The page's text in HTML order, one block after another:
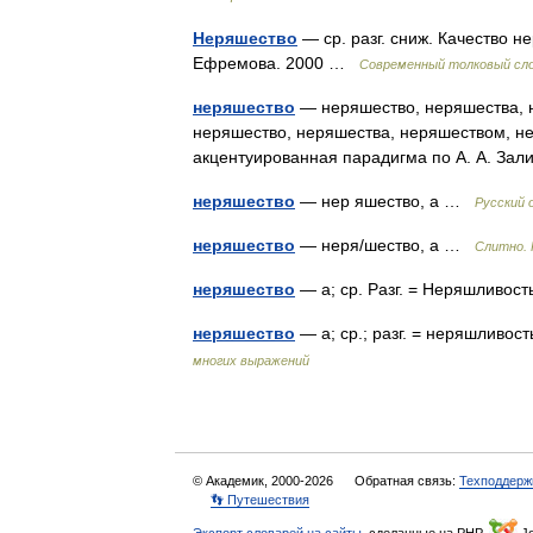
Неряшество — ср. разг. сниж. Качество
Ефремова. 2000 …
Современный толковый
неряшество — неряшество, неряшества,
неряшество, неряшества, неряшеством,
акцентуированная парадигма по А. А.
неряшество — нер яшество, а … Русский
неряшество — неря/шество, а … Слитно.
неряшество — а; ср. Разг. =
неряшество — а; ср.; разг. =
многих выражений
© Академик, 2000-2026 Обратная связь:
👣 Путешествия